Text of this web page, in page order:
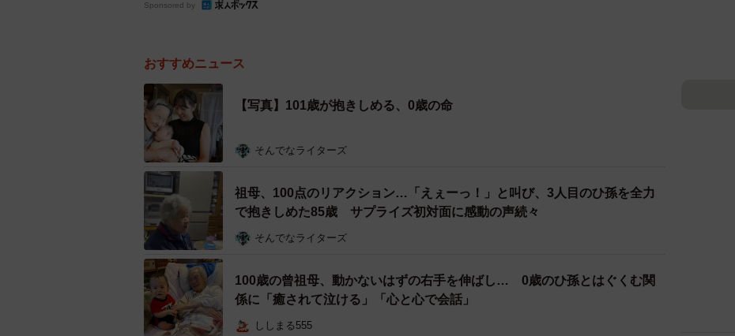
Sponsored by
おすすめニュース
【写真】101歳が抱きしめる、0歳の命
そんでなライターズ
祖母、100点のリアクション…「えぇーっ！」と叫び、3人目のひ孫を全力
で抱きしめた85歳 サプライズ初対面に感動の声続々
そんでなライターズ
100歳の曾祖母、動かないはずの右手を伸ばし… 0歳のひ孫とはぐくむ関
係に「癒されて泣ける」「心と心で会話」
ししまる555